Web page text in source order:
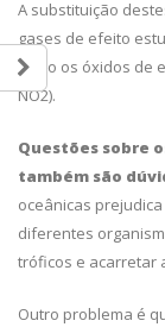
A substituição
gases de efeito
como os óxidos de
NO2).
Questões sobre
também são
oceânicas
diferentes
tróficos e acarretar
Outro problema é